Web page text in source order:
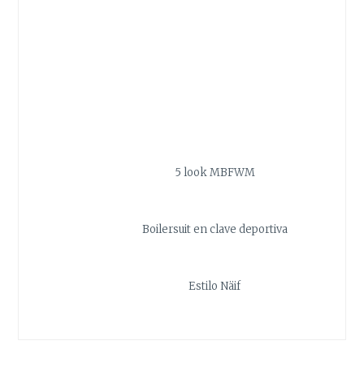
5 look MBFWM
Boilersuit en clave deportiva
Estilo Näif